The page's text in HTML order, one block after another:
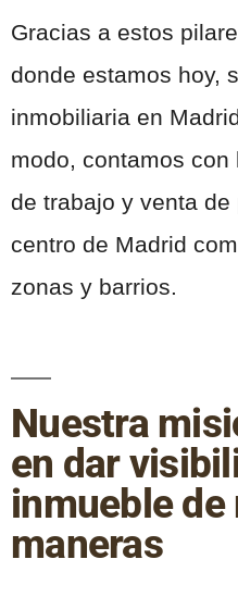
Gracias a estos
donde estamos hoy,
inmobiliaria en
modo, contamos
de trabajo y venta
centro de Madrid
zonas y barrios.
Nuestra
en dar
inmueble
maneras